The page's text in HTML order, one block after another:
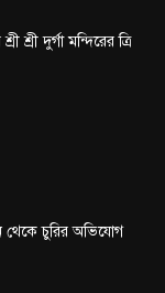
শ্রী দুর্গা মন্দিরের ত্রি
থেকে চুরির অভিযোগ